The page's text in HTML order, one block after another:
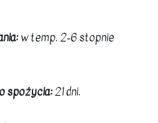
w temp. 2-6 stopnie
spożycia:21 dni.